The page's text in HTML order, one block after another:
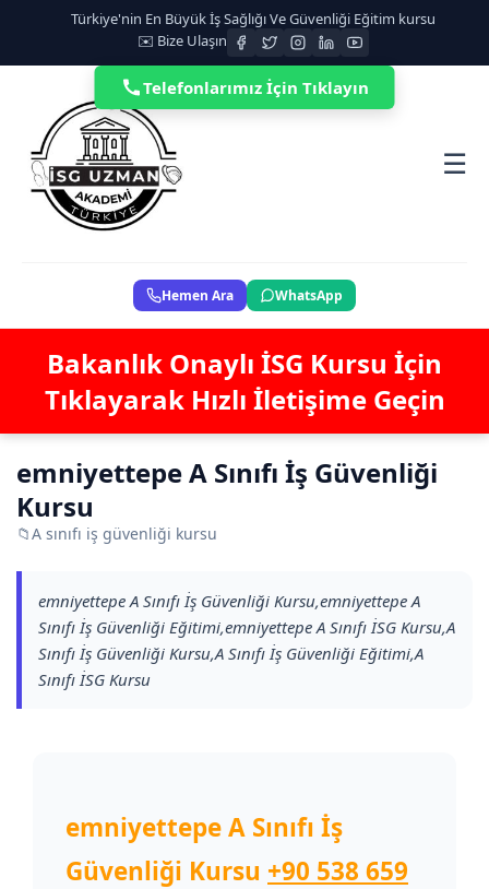
Türkiye'nin En Büyük İş Sağlığı Ve Güvenliği Eğitim kursu
✉️ Bize Ulaşın
☰
Hemen Ara WhatsApp
Bakanlık Onaylı İSG Kursu İçin
Tıklayarak Hızlı İletişime Geçin
emniyettepe A Sınıfı İş Güvenliği
Kursu
📁A sınıfı iş güvenliği kursu
emniyettepe A Sınıfı İş Güvenliği Kursu,emniyettepe A
Sınıfı İş Güvenliği Eğitimi,emniyettepe A Sınıfı İSG Kursu,A
Sınıfı İş Güvenliği Kursu,A Sınıfı İş Güvenliği Eğitimi,A
Sınıfı İSG Kursu
emniyettepe A Sınıfı İş
Güvenliği Kursu +90 538 659
Telefonlarımız İçin Tıklayın